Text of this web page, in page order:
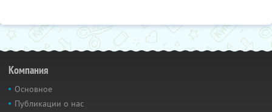
Компания
Основное
Публикации о нас